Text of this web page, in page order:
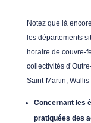
Notez que là
les départements
horaire de couvre-
collectivités
Saint-Martin,
Concernant les
pratiquées des